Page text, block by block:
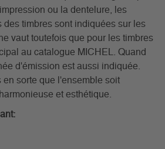
ou la dentelure, les
des timbres sont indiquées sur les
vaut toutefois que pour les timbres
au catalogue MICHEL. Quand
d'émission est aussi indiquée.
en sorte que l'ensemble soit
et esthétique.